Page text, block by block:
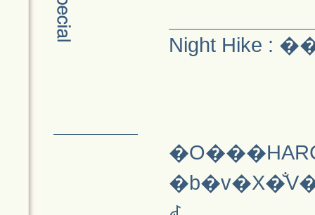
Night Hike :